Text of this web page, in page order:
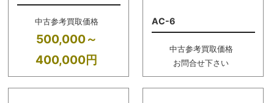
中古参考買取価格
500,000～
400,000円
AC-6
中古参考買取価格
お問合せ下さい